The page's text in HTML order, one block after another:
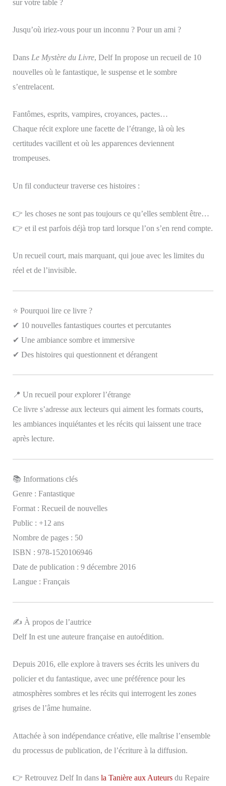
sur votre table ?
Jusqu’où iriez-vous pour un inconnu ? Pour un ami ?
Dans Le Mystère du Livre, Delf In propose un recueil de 10
nouvelles où le fantastique, le suspense et le sombre
s’entrelacent.
Fantômes, esprits, vampires, croyances, pactes…
Chaque récit explore une facette de l’étrange, là où les
certitudes vacillent et où les apparences deviennent
trompeuses.
Un fil conducteur traverse ces histoires :
👉 les choses ne sont pas toujours ce qu’elles semblent être…
👉 et il est parfois déjà trop tard lorsque l’on s’en rend compte.
Un recueil court, mais marquant, qui joue avec les limites du
réel et de l’invisible.
⭐ Pourquoi lire ce livre ?
✔ 10 nouvelles fantastiques courtes et percutantes
✔ Une ambiance sombre et immersive
✔ Des histoires qui questionnent et dérangent
📍 Un recueil pour explorer l’étrange
Ce livre s’adresse aux lecteurs qui aiment les formats courts,
les ambiances inquiétantes et les récits qui laissent une trace
après lecture.
📚 Informations clés
Genre : Fantastique
Format : Recueil de nouvelles
Public : +12 ans
Nombre de pages : 50
ISBN : 978-1520106946
Date de publication : 9 décembre 2016
Langue : Français
✍️ À propos de l’autrice
Delf In est une auteure française en autoédition.
Depuis 2016, elle explore à travers ses écrits les univers du
policier et du fantastique, avec une préférence pour les
atmosphères sombres et les récits qui interrogent les zones
grises de l’âme humaine.
Attachée à son indépendance créative, elle maîtrise l’ensemble
du processus de publication, de l’écriture à la diffusion.
👉 Retrouvez Delf In dans la Tanière aux Auteursdu Repaire